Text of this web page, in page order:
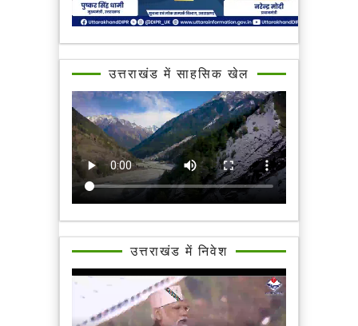
उत्तराखंड में साहसिक खेल
उत्तराखंड में निवेश